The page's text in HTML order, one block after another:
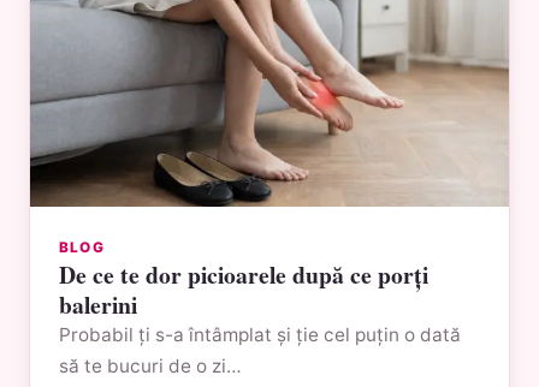
BLOG
De ce te dor picioarele după ce porți
balerini
Probabil ți s-a întâmplat și ție cel puțin o dată
să te bucuri de o zi…